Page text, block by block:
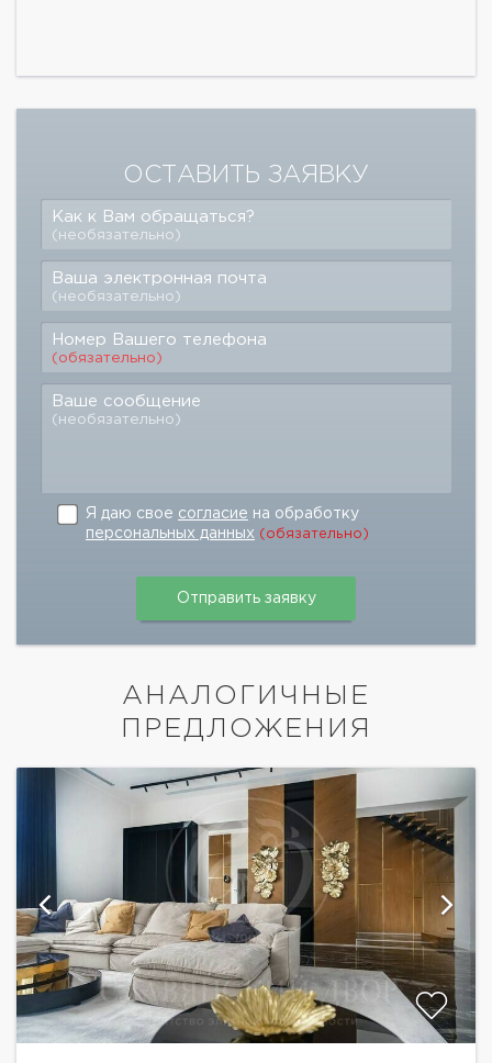
ОСТАВИТЬ ЗАЯВКУ
Как к Вам обращаться?
(необязательно)
Ваша электронная почта
(необязательно)
Номер Вашего телефона
(обязательно)
Ваше сообщение
(необязательно)
Я даю свое согласие на обработку
персональных данных (обязательно)
АНАЛОГИЧНЫЕ
ПРЕДЛОЖЕНИЯ